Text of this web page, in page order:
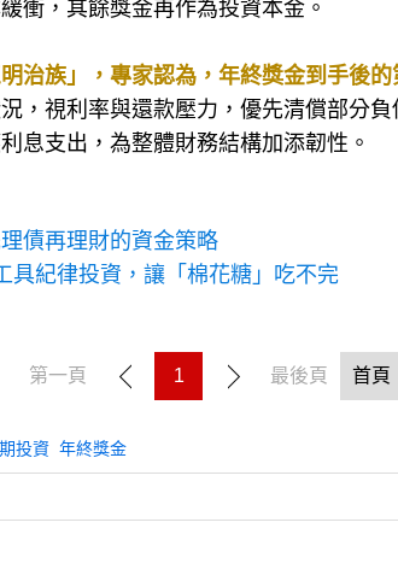
衝，其餘獎金再作為投資本金。
治族」，專家認為，年終獎金到手後
，視利率與還款壓力，優先清償部分
息支出，為整體財務結構加添韌性。
債再理財的資金策略
具紀律投資，讓「棉花糖」吃不完
第一頁 1 最後頁 首頁
投資 年終獎金